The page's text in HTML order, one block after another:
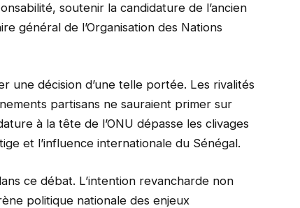
soutenir la candidature de l’ancien
général de l’Organisation des Nations
une décision d’une telle portée. Les rivalités
partisans ne sauraient primer sur
à la tête de l’ONU dépasse les clivages
et l’influence internationale du Sénégal.
ce débat. L’intention revancharde non
politique nationale des enjeux